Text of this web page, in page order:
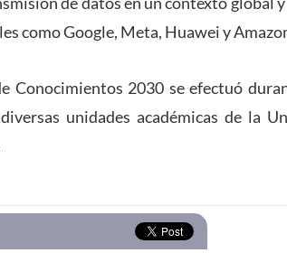
como Google, Meta, Huawei y
Conocimientos 2030 se efectuó
unidades académicas de la